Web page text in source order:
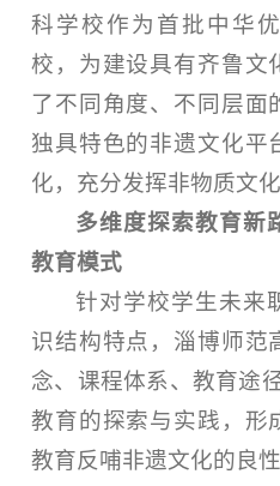
科学校作为首批中华
校，为建设具有齐鲁文
了不同角度、不同层面
独具特色的非遗文化平
化，充分发挥非物质文
多维度探索教育新
教育模式
针对学校学生未来
识结构特点，淄博师范
念、课程体系、教育途
教育的探索与实践，形
教育反哺非遗文化的良性